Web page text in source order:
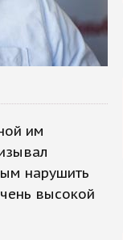
им
нарушить
высокой